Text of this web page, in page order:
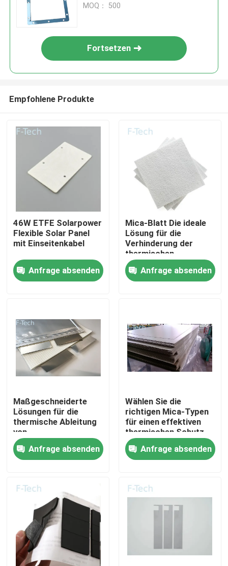
Zu Hause
Videos
VR-Show
Über uns
Werksbesichtigung
Kontakt mit uns
Neuigkeiten
Rechtssachen
Energiespeicher für Ev Batterie
MOQ： 500
Fortsetzen
Empfohlene Produkte
46W ETFE Solarpower
Flexible Solar Panel
mit Einseitenkabel
Anfrage absenden
Mica-Blatt Die ideale
Lösung für die
Verhinderung der
thermischen
Ausrottung der EV-
BatterieAnfrage absenden
Maßgeschneiderte
Lösungen für die
thermische Ableitung
von
Elektrofahrzeugbatterien
mit Mica-Blättern
Anfrage absenden
Wählen Sie die
richtigen Mica-Typen
für einen effektiven
thermischen Schutz
der EV-Batterie
Anfrage absenden